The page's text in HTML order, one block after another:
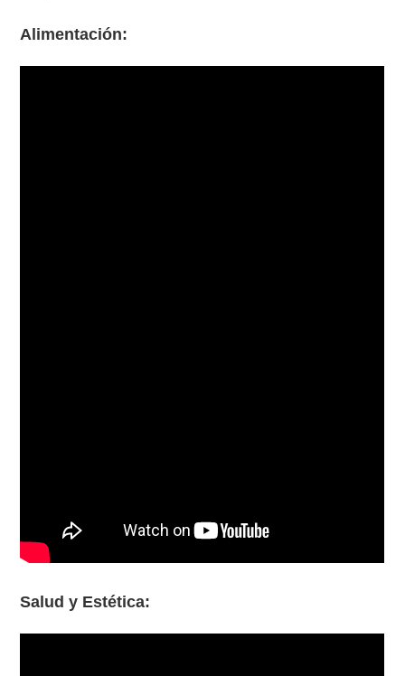
Alimentación:
Salud y Estética: